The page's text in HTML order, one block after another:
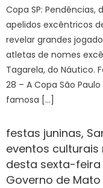
Copa SP: Pendências,
apelidos excêntricos
revelar grandes
atletas de nomes
Tagarela, do Náutico.
28 – A Copa São
famosa […]
festas juninas,
eventos
desta sexta-feira
Governo de